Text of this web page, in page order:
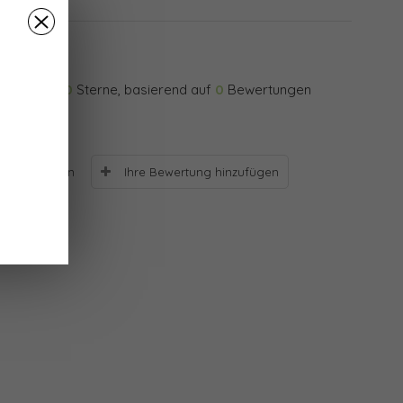
0 Sterne, basierend auf 0 Bewertungen
Bewertungen Ihre Bewertung hinzufügen